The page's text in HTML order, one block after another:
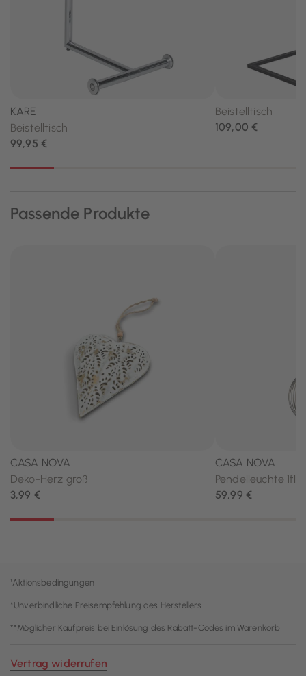
¹Aktionsbedingungen
*Unverbindliche Preisempfehlung des Herstellers
**Möglicher Kaufpreis bei Einlösung des Rabatt-Codes im Warenkorb
Vertrag widerrufen